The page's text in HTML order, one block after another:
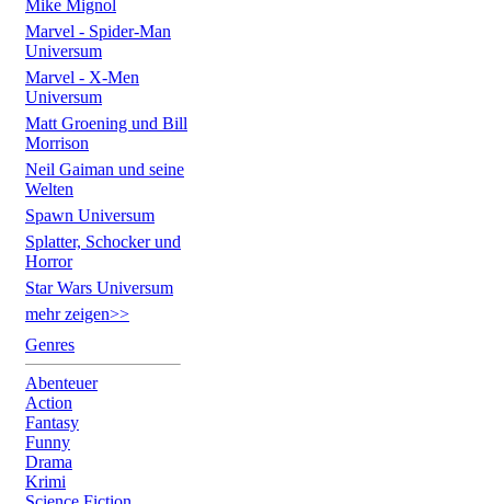
Mike Mignol
Marvel - Spider-Man
Universum
Marvel - X-Men
Universum
Matt Groening und Bill
Morrison
Neil Gaiman und seine
Welten
Spawn Universum
Splatter, Schocker und
Horror
Star Wars Universum
mehr zeigen>>
Genres
Abenteuer
Action
Fantasy
Funny
Drama
Krimi